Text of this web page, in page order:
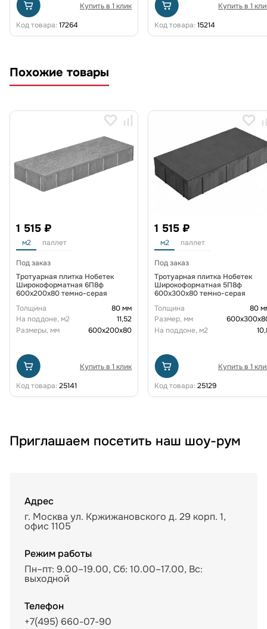
Купить в 1 клик
Код товара: 17264
Купить в 1
Код товара: 15214
Похожие товары
1 515 ₽
м2 паллет
Под заказ
Тротуарная плитка Нобетек
Широкоформатная 6П8ф
600x200x80 темно-серая
Толщина
80 мм
На поддоне, м2
11,52
Размеры, мм
600х200х80
Купить в 1 клик
Код товара: 25141
1 515 ₽
м2 паллет
Под заказ
Тротуарная плитка Нобетек
Широкоформатная 5П8ф
600x300x80 темно-серая
Толщина
80
Размер, мм
На поддоне, м2
Купить в 1
Код товара: 25129
Приглашаем посетить наш шоу-рум
Адрес
г. Москва ул. Кржижановского д. 29 корп. 1,
офис 1105
Режим работы
Пн–пт: 9.00–19.00, Сб: 10.00–17.00, Вс:
выходной
Телефон
+7(495) 660-07-90